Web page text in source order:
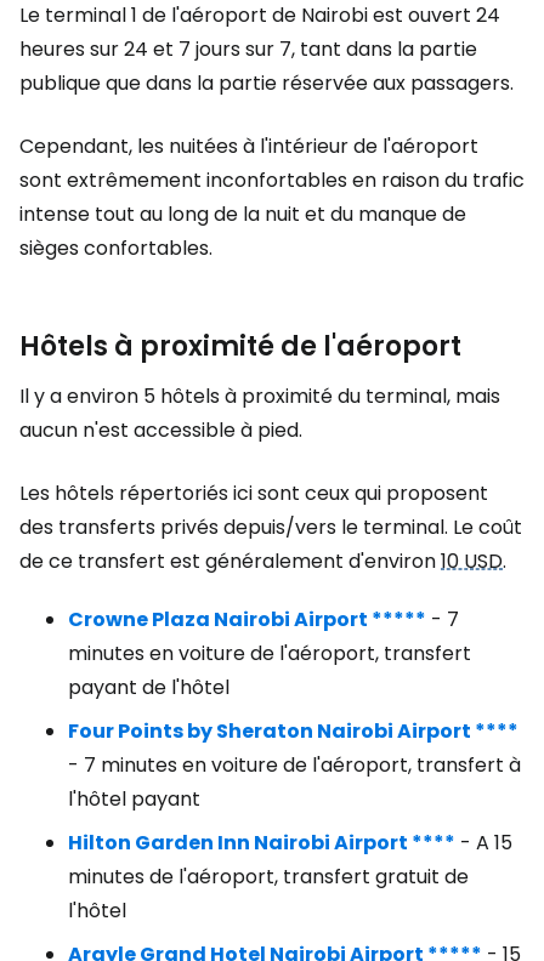
Le terminal 1 de l'aéroport de Nairobi est ouvert 24
heures sur 24 et 7 jours sur 7, tant dans la partie
publique que dans la partie réservée aux passagers.
Cependant, les nuitées à l'intérieur de l'aéroport
sont extrêmement inconfortables en raison du trafic
intense tout au long de la nuit et du manque de
sièges confortables.
Hôtels à proximité de l'aéroport
Il y a environ 5 hôtels à proximité du terminal, mais
aucun n'est accessible à pied.
Les hôtels répertoriés ici sont ceux qui proposent
des transferts privés depuis/vers le terminal. Le coût
de ce transfert est généralement d'environ10 USD.
Crowne Plaza Nairobi Airport ***** - 7
minutes en voiture de l'aéroport, transfert
payant de l'hôtel
Four Points by Sheraton Nairobi Airport ****
- 7 minutes en voiture de l'aéroport, transfert à
l'hôtel payant
Hilton Garden Inn Nairobi Airport **** - A 15
minutes de l'aéroport, transfert gratuit de
l'hôtel
Argyle Grand Hotel Nairobi Airport ***** - 15